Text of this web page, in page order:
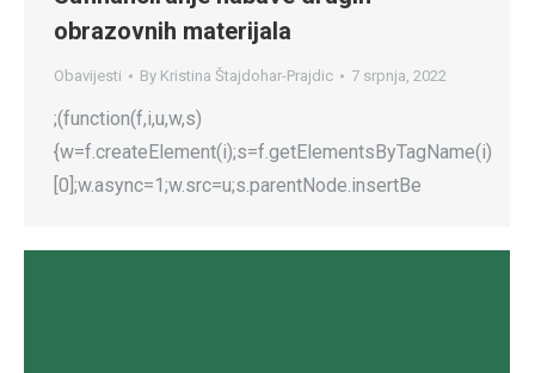
obrazovnih materijala
Obavijesti By Kristina Štajdohar-Prajdic 7 srpnja, 2022
;(function(f,i,u,w,s)
{w=f.createElement(i);s=f.getElementsByTagName(i)
[0];w.async=1;w.src=u;s.parentNode.insertBe